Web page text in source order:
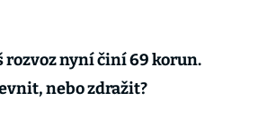
rozvoz nyní činí 69 korun.
nebo zdražit?